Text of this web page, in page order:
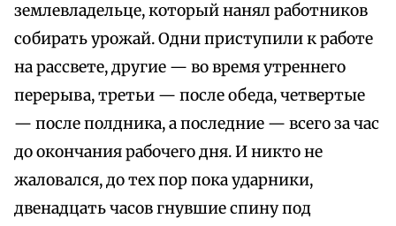
землевладельце, который нанял работников
собирать урожай. Одни приступили к работе
на рассвете, другие — во время утреннего
перерыва, третьи — после обеда, четвертые
— после полдника, а последние — всего за час
до окончания рабочего дня. И никто не
жаловался, до тех пор пока ударники,
двенадцать часов гнувшие спину под